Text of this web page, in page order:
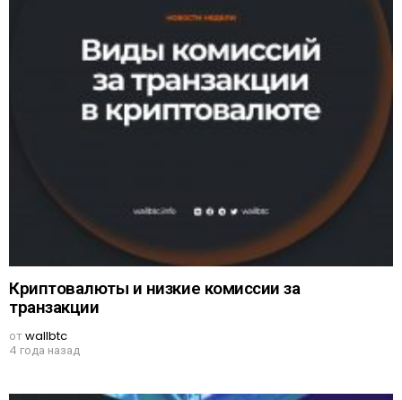
Криптовалюты и низкие комиссии за
транзакции
отwallbtc
4 года назад